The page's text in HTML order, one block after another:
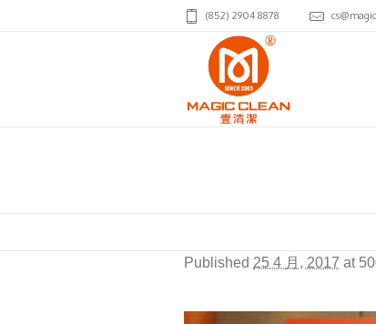
(852) 2904 8878
Published 25 4 月, 2017 at